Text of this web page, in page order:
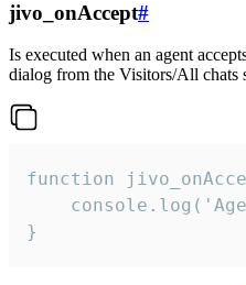
jivo_onAccept#
Is executed when an agent
dialog from the Visitors/All chats
function
}